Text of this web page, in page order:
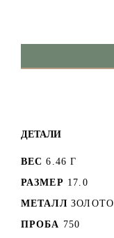
ДЕТАЛИ
ВЕС 6.46 Г
РАЗМЕР 17.0
МЕТАЛЛ ЗОЛОТО
ПРОБА 750